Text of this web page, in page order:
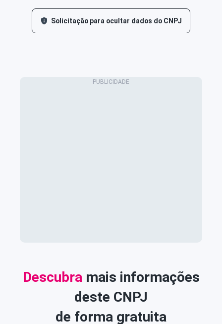
Solicitação para ocultar dados do CNPJ
Descubra mais informações
deste CNPJ
de forma gratuita